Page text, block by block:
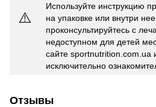
⚠️
Используйте инструкцию
на упаковке или внутри
проконсультируйтесь с
недоступном для детей
сайте
исключительно
Отзывы